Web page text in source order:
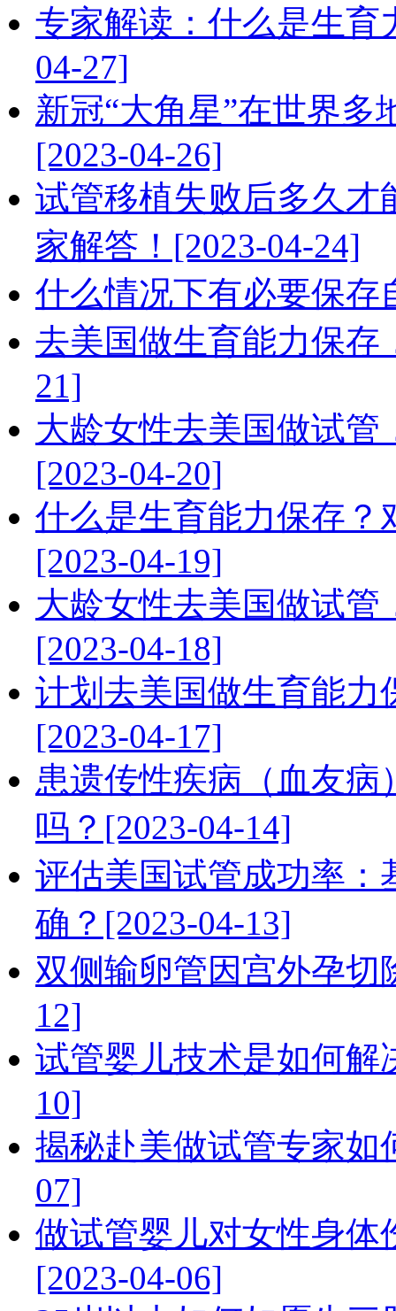
专家解读：什么是生育
04-27]
新冠“大角星”在世界
[2023-04-26]
试管移植失败后多久才
家解答！[2023-04-24]
什么情况下有必要保存
去美国做生育能力保存
21]
大龄女性去美国做试
[2023-04-20]
什么是生育能力保存？
[2023-04-19]
大龄女性去美国做试
[2023-04-18]
计划去美国做生育能力
[2023-04-17]
患遗传性疾病（血友
吗？[2023-04-14]
评估美国试管成功率
确？[2023-04-13]
双侧输卵管因宫外孕切
12]
试管婴儿技术是如何解
10]
揭秘赴美做试管专家如
07]
做试管婴儿对女性身体
[2023-04-06]